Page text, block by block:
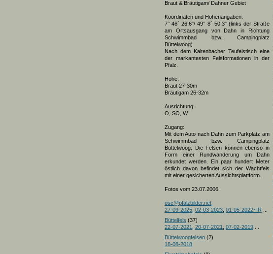
Braut & Bräutigam/ Dahner Gebiet
Koordinaten und Höhenangaben:
7° 46´ 26,6"/ 49° 8´ 50,3" (links der Straße
am Ortsausgang von Dahn in Richtung
Schwimmbad bzw. Campingplatz
Büttelwoog)
Nach dem Kaltenbacher Teufelstisch eine
der markantesten Felsformationen in der
Pfalz.
Höhe:
Braut 27-30m
Bräutigam 26-32m
Ausrichtung:
O, SO, W
Zugang:
Mit dem Auto nach Dahn zum Parkplatz am
Schwimmbad bzw. Campingplatz
Büttelwoog. Die Felsen können ebenso in
Form einer Rundwanderung um Dahn
erkundet werden. Ein paar hundert Meter
östlich davon befindet sich der Wachtfels
mit einer gesicherten Aussichtsplattform.
Fotos vom 23.07.2006
osc@pfalzbilder.net
27-09-2025 02-03-2023 01-05-2022~IR
Büttelfels (37)
22-07-2021
20-07-2021 07-02-2019
Büttelwoogfelsen (2)
18-08-2018